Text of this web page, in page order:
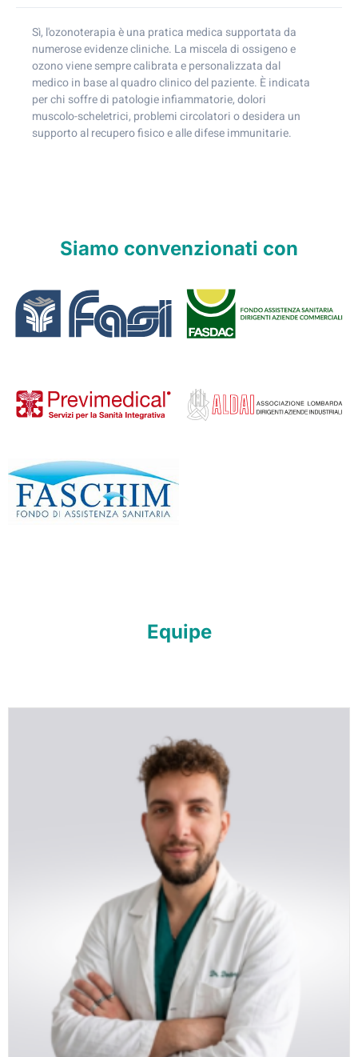
Sì, l'ozonoterapia è una pratica medica supportata da
numerose evidenze cliniche. La miscela di ossigeno e
ozono viene sempre calibrata e personalizzata dal
medico in base al quadro clinico del paziente. È indicata
per chi soffre di patologie infiammatorie, dolori
muscolo-scheletrici, problemi circolatori o desidera un
supporto al recupero fisico e alle difese immunitarie.
Siamo convenzionati con
Equipe